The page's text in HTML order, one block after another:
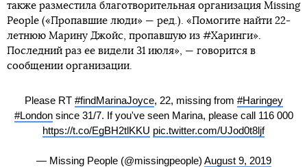
также разместила благотворительная организация Missing
People («Пропавшие люди» — ред.). «Помогите найти 22-
летнюю Марину Джойс, пропавшую из #Харинги».
Последний раз ее видели 31 июля», — говорится в
сообщении организации.
Please RT #findMarinaJoyce, 22, missing from #Haringey
#Londonsince 31/7. If you've seen Marina, please call 116 000
https://t.co/EgBH2tlKKU pic.twitter.com/UJod0t8ljf
— Missing People (@missingpeople) August 9, 2019